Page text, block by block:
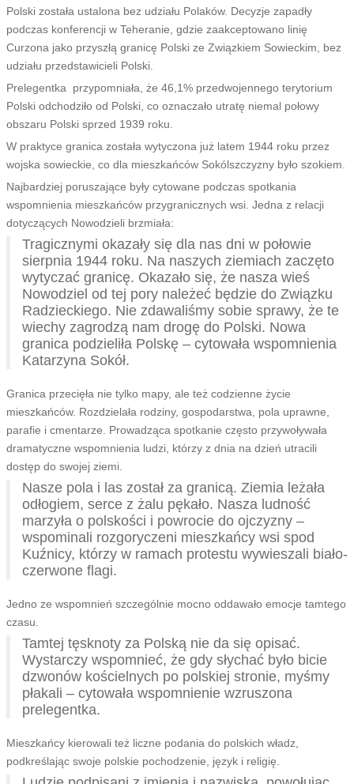
Polski została ustalona bez udziału Polaków. Decyzje zapadły
podczas konferencji w Teheranie, gdzie zaakceptowano linię
Curzona jako przyszłą granicę Polski ze Związkiem Sowieckim, bez
udziału przedstawicieli Polski.
Prelegentka przypomniała, że 46,1% przedwojennego terytorium
Polski odchodziło od Polski, co oznaczało utratę niemal połowy
obszaru Polski sprzed 1939 roku.
W praktyce granica została wytyczona już latem 1944 roku przez
wojska sowieckie, co dla mieszkańców Sokólszczyzny było szokiem.
Najbardziej poruszające były cytowane podczas spotkania
wspomnienia mieszkańców przygranicznych wsi. Jedna z relacji
dotyczących Nowodzieli brzmiała:
Tragicznymi okazały się dla nas dni w połowie
sierpnia 1944 roku. Na naszych ziemiach zaczęto
wytyczać granicę. Okazało się, że nasza wieś
Nowodziel od tej pory należeć będzie do Związku
Radzieckiego. Nie zdawaliśmy sobie sprawy, że te
wiechy zagrodzą nam drogę do Polski. Nowa
granica podzieliła Polskę – cytowała wspomnienia
Katarzyna Sokół.
Granica przecięła nie tylko mapy, ale też codzienne życie
mieszkańców. Rozdzielała rodziny, gospodarstwa, pola uprawne,
parafie i cmentarze. Prowadząca spotkanie często przywoływała
dramatyczne wspomnienia ludzi, którzy z dnia na dzień utracili
dostęp do swojej ziemi.
Nasze pola i las został za granicą. Ziemia leżała
odłogiem, serce z żalu pękało. Nasza ludność
marzyła o polskości i powrocie do ojczyzny –
wspominali rozgoryczeni mieszkańcy wsi spod
Kuźnicy, którzy w ramach protestu wywieszali biało-
czerwone flagi.
Jedno ze wspomnień szczególnie mocno oddawało emocje tamtego
czasu.
Tamtej tęsknoty za Polską nie da się opisać.
Wystarczy wspomnieć, że gdy słychać było bicie
dzwonów kościelnych po polskiej stronie, myśmy
płakali – cytowała wspomnienie wzruszona
prelegentka.
Mieszkańcy kierowali też liczne podania do polskich władz,
podkreślając swoje polskie pochodzenie, język i religię.